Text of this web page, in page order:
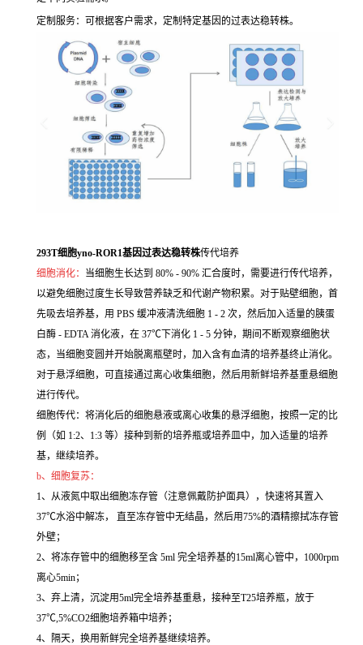
定制服务：可根据客户需求，定制特定基因的过表达稳转株。
293T细胞yno-ROR1基因过表达稳转株传代培养
细胞消化： 当细胞生长达到 80% - 90% 汇合度时，需要进行传代培养，
以避免细胞过度生长导致营养缺乏和代谢产物积累。对于贴壁细胞，首
先吸去培养基，用 PBS 缓冲液清洗细胞 1 - 2 次，然后加入适量的胰蛋
白酶 - EDTA 消化液，在 37℃下消化 1 - 5 分钟，期间不断观察细胞状
态，当细胞变圆并开始脱离瓶壁时，加入含有血清的培养基终止消化。
对于悬浮细胞，可直接通过离心收集细胞，然后用新鲜培养基重悬细胞
进行传代。
细胞传代：将消化后的细胞悬液或离心收集的悬浮细胞，按照一定的比
例（如 1:2、1:3 等）接种到新的培养瓶或培养皿中，加入适量的培养
基，继续培养。
b、细胞复苏：
1、从液氮中取出细胞冻存管（注意佩戴防护面具），快速将其置入
37℃水浴中解冻， 直至冻存管中无结晶，然后用75%的酒精擦拭冻存管
外壁；
2、将冻存管中的细胞移至含 5ml 完全培养基的15ml离心管中，1000rpm
离心5min；
3、弃上清，沉淀用5ml完全培养基重悬，接种至T25培养瓶，放于
37℃,5%CO2细胞培养箱中培养；
4、隔天，换用新鲜完全培养基继续培养。